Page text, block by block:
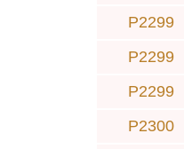
P2299
P2299
P2299
P2300